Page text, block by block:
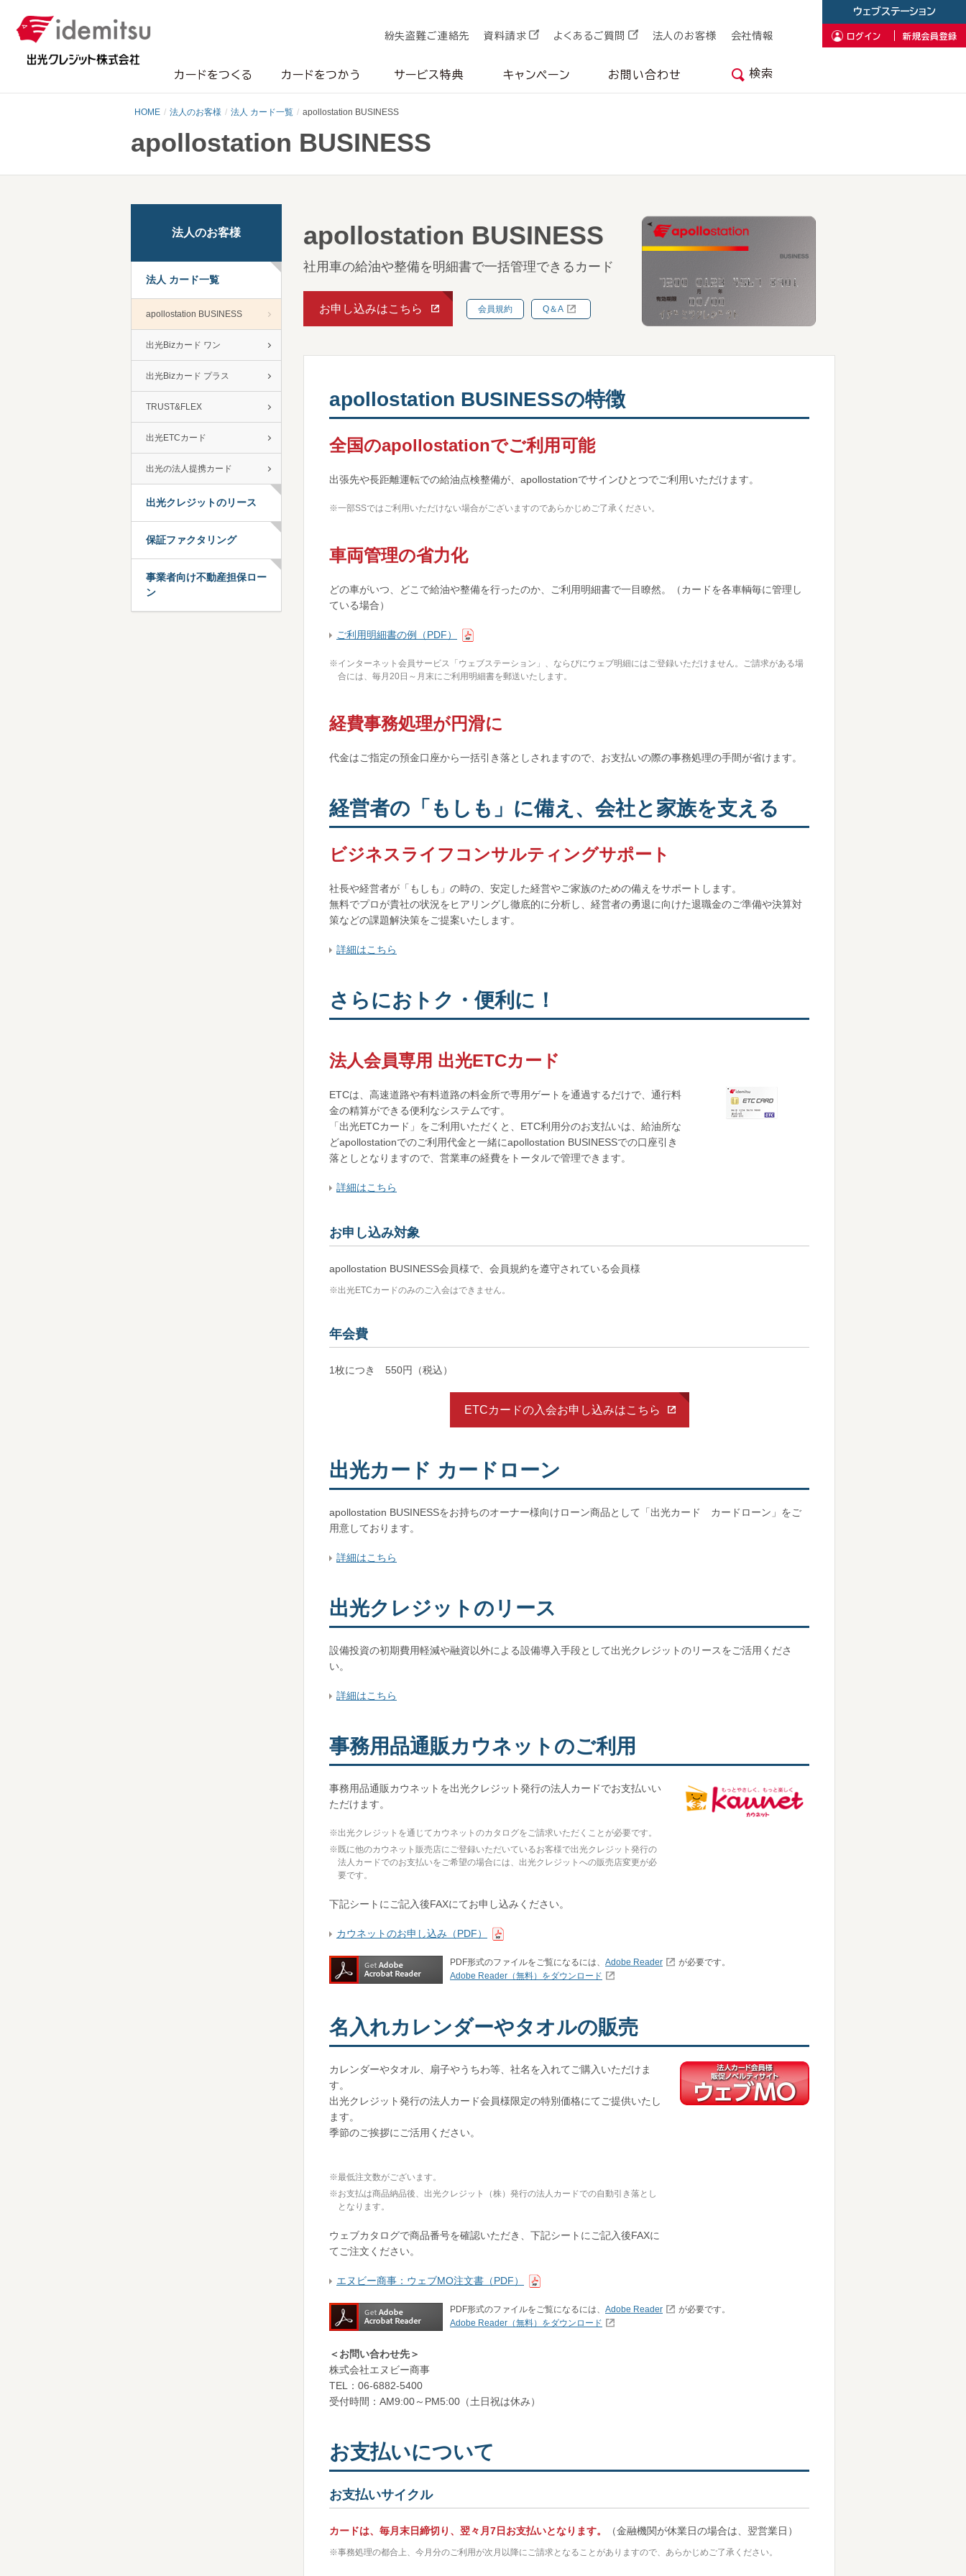
紛失盗難ご連絡先 資料請求 よくあるご質問 法人のお客様 会社情報
カードをつくる カードをつかう サービス特典 キャンペーン お問い合わせ 検索
ウェブステーション
ログイン 新規会員登録
HOME 法人のお客様 法人 カード一覧 apollostation BUSINESS
apollostation BUSINESS
apollostation BUSINESS
社用車の給油や整備を明細書で一括管理できるカード
お申し込みはこちら 会員規約 Q＆A
apollostation BUSINESSの特徴
全国のapollostationでご利用可能
出張先や長距離運転での給油点検整備が、apollostationでサインひとつでご利用いただけます。
※一部SSではご利用いただけない場合がございますのであらかじめご了承ください。
車両管理の省力化
どの車がいつ、どこで給油や整備を行ったのか、ご利用明細書で一目瞭然。（カードを各車輌毎に管理し
ている場合）
ご利用明細書の例（PDF）
※インターネット会員サービス「ウェブステーション」、ならびにウェブ明細にはご登録いただけません。ご請求がある場
合には、毎月20日～月末にご利用明細書を郵送いたします。
経費事務処理が円滑に
代金はご指定の預金口座から一括引き落としされますので、お支払いの際の事務処理の手間が省けます。
経営者の「もしも」に備え、会社と家族を支える
ビジネスライフコンサルティングサポート
社長や経営者が「もしも」の時の、安定した経営やご家族のための備えをサポートします。
無料でプロが貴社の状況をヒアリングし徹底的に分析し、経営者の勇退に向けた退職金のご準備や決算対
策などの課題解決策をご提案いたします。
詳細はこちら
さらにおトク・便利に！
法人会員専用 出光ETCカード
ETCは、高速道路や有料道路の料金所で専用ゲートを通過するだけで、通行料
金の精算ができる便利なシステムです。
「出光ETCカード」をご利用いただくと、ETC利用分のお支払いは、給油所な
どapollostationでのご利用代金と一緒にapollostation BUSINESSでの口座引き
落としとなりますので、営業車の経費をトータルで管理できます。
詳細はこちら
お申し込み対象
apollostation BUSINESS会員様で、会員規約を遵守されている会員様
※出光ETCカードのみのご入会はできません。
年会費
1枚につき 550円（税込）
ETCカードの入会お申し込みはこちら
出光カード カードローン
apollostation BUSINESSをお持ちのオーナー様向けローン商品として「出光カード カードローン」をご
用意しております。
詳細はこちら
出光クレジットのリース
設備投資の初期費用軽減や融資以外による設備導入手段として出光クレジットのリースをご活用くださ
い。
詳細はこちら
事務用品通販カウネットのご利用
事務用品通販カウネットを出光クレジット発行の法人カードでお支払いい
ただけます。
※出光クレジットを通じてカウネットのカタログをご請求いただくことが必要です。
※既に他のカウネット販売店にご登録いただいているお客様で出光クレジット発行の
法人カードでのお支払いをご希望の場合には、出光クレジットへの販売店変更が必
要です。
下記シートにご記入後FAXにてお申し込みください。
カウネットのお申し込み（PDF）
PDF形式のファイルをご覧になるには、 Adobe Reader
が必要です。
Adobe Reader（無料）をダウンロード
名入れカレンダーやタオルの販売
カレンダーやタオル、扇子やうちわ等、社名を入れてご購入いただけま
す。
出光クレジット発行の法人カード会員様限定の特別価格にてご提供いたし
ます。
季節のご挨拶にご活用ください。
※最低注文数がございます。
※お支払は商品納品後、出光クレジット（株）発行の法人カードでの自動引き落とし
となります。
ウェブカタログで商品番号を確認いただき、下記シートにご記入後FAXに
てご注文ください。
エヌビー商事：ウェブMO注文書（PDF）
PDF形式のファイルをご覧になるには、 Adobe Reader
が必要です。
Adobe Reader（無料）をダウンロード
＜お問い合わせ先＞
株式会社エヌビー商事
TEL：06-6882-5400
受付時間：AM9:00～PM5:00（土日祝は休み）
お支払いについて
お支払いサイクル
カードは、毎月末日締切り、翌々月7日お支払いとなります。 （金融機関が休業日の場合は、翌営業日）
※事務処理の都合上、今月分のご利用が次月以降にご請求となることがありますので、あらかじめご了承ください。
法人のお客様
法人 カード一覧
apollostation BUSINESS
出光Bizカード ワン
出光Bizカード プラス
TRUST&FLEX
出光ETCカード
出光の法人提携カード
出光クレジットのリース
保証ファクタリング
事業者向け不動産担保ロー
ン